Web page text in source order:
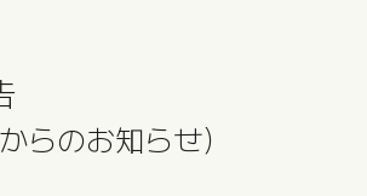
らのお知らせ）